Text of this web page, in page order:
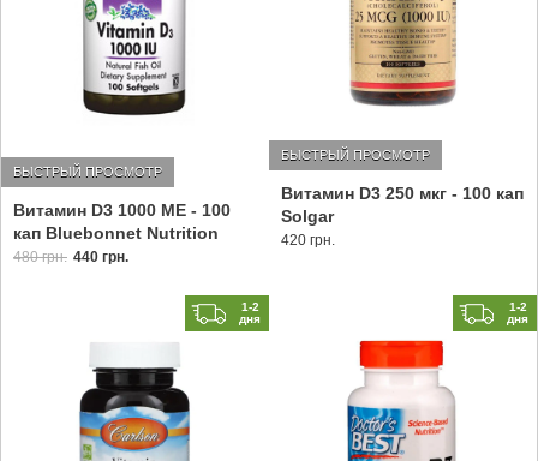
Витамин D3 1000 МЕ - 100
кап Bluebonnet Nutrition
БЫСТРЫЙ ПРОСМОТР
480 грн. 440 грн.
Витамин D3 250 мкг - 100 кап
Solgar
БЫСТРЫЙ ПРОСМОТР
420 грн.
1-2
дня
1-2
дня